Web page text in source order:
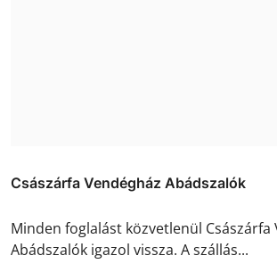
Császárfa Vendégház Abádszalók
Minden foglalást közvetlenül Császárfa
Abádszalók igazol vissza. A szállás...